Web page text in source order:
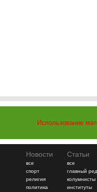
Использование
Новости
все
спорт
религия
политика
Статьи
все
главный
колумнисты
институты